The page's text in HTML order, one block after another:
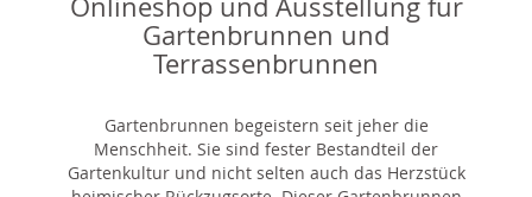
Gartenbrunnen und
Terrassenbrunnen
Gartenbrunnen begeistern seit jeher die
Menschheit. Sie sind fester Bestandteil der
Gartenkultur und nicht selten auch das Herzstück